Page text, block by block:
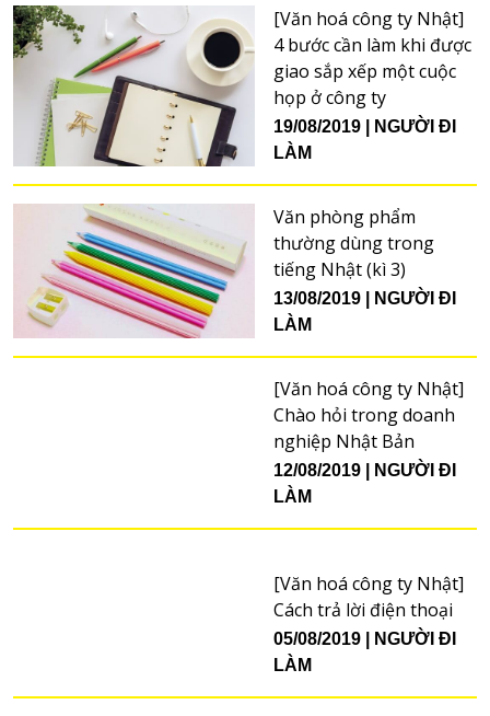
[Văn hoá công ty Nhật]
4 bước cần làm khi được
giao sắp xếp một cuộc
họp ở công ty
19/08/2019
NGƯỜI ĐI
LÀM
Văn phòng phẩm
thường dùng trong
tiếng Nhật (kì 3)
13/08/2019
NGƯỜI ĐI
LÀM
[Văn hoá công ty Nhật]
Chào hỏi trong doanh
nghiệp Nhật Bản
12/08/2019
NGƯỜI ĐI
LÀM
[Văn hoá công ty Nhật]
Cách trả lời điện thoại
05/08/2019
NGƯỜI ĐI
LÀM